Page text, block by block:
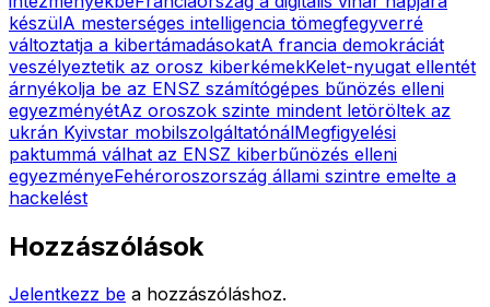
készülA mesterséges intelligencia tömegfegyverré
változtatja a kibertámadásokatA francia demokráciát
veszélyeztetik az orosz kiberkémekKelet-nyugat ellentét
árnyékolja be az ENSZ számítógépes bűnözés elleni
egyezményétAz oroszok szinte mindent letöröltek az
ukrán Kyivstar mobilszolgáltatónálMegfigyelési
paktummá válhat az ENSZ kiberbűnözés elleni
egyezményeFehéroroszország állami szintre emelte a
hackelést
Hozzászólások
Jelentkezz be a hozzászóláshoz.